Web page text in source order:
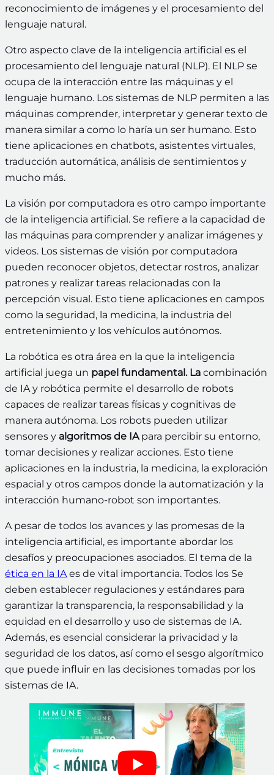
reconocimiento de imágenes y el procesamiento del
lenguaje natural.
Otro aspecto clave de la inteligencia artificial es el
procesamiento del lenguaje natural (NLP). El NLP se
ocupa de la interacción entre las máquinas y el
lenguaje humano. Los sistemas de NLP permiten a las
máquinas comprender, interpretar y generar texto de
manera similar a como lo haría un ser humano. Esto
tiene aplicaciones en chatbots, asistentes virtuales,
traducción automática, análisis de sentimientos y
mucho más.
La visión por computadora es otro campo importante
de la inteligencia artificial. Se refiere a la capacidad de
las máquinas para comprender y analizar imágenes y
videos. Los sistemas de visión por computadora
pueden reconocer objetos, detectar rostros, analizar
patrones y realizar tareas relacionadas con la
percepción visual. Esto tiene aplicaciones en campos
como la seguridad, la medicina, la industria del
entretenimiento y los vehículos autónomos.
La robótica es otra área en la que la inteligencia
artificial juega un papel fundamental. La combinación
de IA y robótica permite el desarrollo de robots
capaces de realizar tareas físicas y cognitivas de
manera autónoma. Los robots pueden utilizar
sensores y algoritmos de IApara percibir su entorno,
tomar decisiones y realizar acciones. Esto tiene
aplicaciones en la industria, la medicina, la exploración
espacial y otros campos donde la automatización y la
interacción humano-robot son importantes.
A pesar de todos los avances y las promesas de la
inteligencia artificial, es importante abordar los
desafíos y preocupaciones asociados. El tema de la
ética en la IAes de vital importancia. Todos los Se
deben establecer regulaciones y estándares para
garantizar la transparencia, la responsabilidad y la
equidad en el desarrollo y uso de sistemas de IA.
Además, es esencial considerar la privacidad y la
seguridad de los datos, así como el sesgo algorítmico
que puede influir en las decisiones tomadas por los
sistemas de IA.